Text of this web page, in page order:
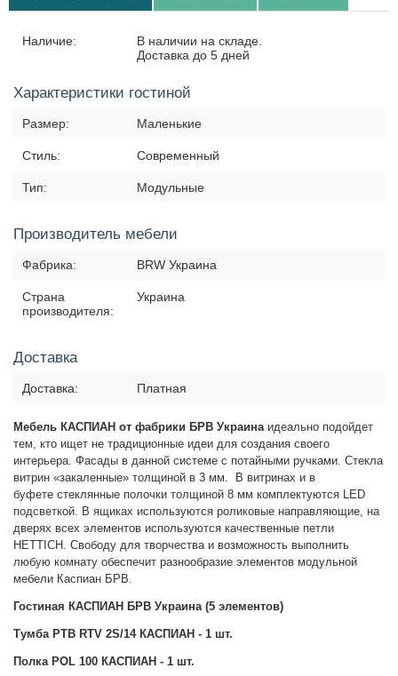
Наличие:
В наличии на складе.
Доставка до 5 дней
Характеристики гостиной
Размер: Маленькие
Стиль: Современный
Тип: Модульные
Производитель мебели
Фабрика: BRW Украина
Страна
производителя:
Украина
Доставка
Доставка: Платная
Мебель КАСПИАН от фабрики БРВ Украинаидеально подойдет
тем, кто ищет не традиционные идеи для создания своего
интерьера. Фасады в данной системе с потайными ручками. Стекла
витрин «закаленные» толщиной в 3 мм.
В витринах и в
буфете стеклянные полочки толщиной 8 мм комплектуются LED
подсветкой. В ящиках используются роликовые направляющие, на
дверях всех элементов используются качественные петли
HETTICH. Свободу для творчества и возможность выполнить
любую комнату обеспечит разнообразие элементов модульной
мебели Каспиан БРВ.
Гостиная КАСПИАН БРВ Украина (5 элементов)
Тумба РТВ RTV 2S/14 КАСПИАН - 1 шт.
Полка POL 100 КАСПИАН - 1 шт.